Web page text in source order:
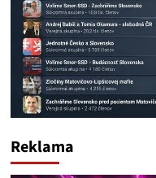
Reklama